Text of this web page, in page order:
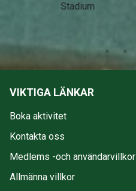
Stadium
VIKTIGA LÄNKAR
Boka aktivitet
Kontakta oss
Medlems -och användarvillkor
Allmänna villkor